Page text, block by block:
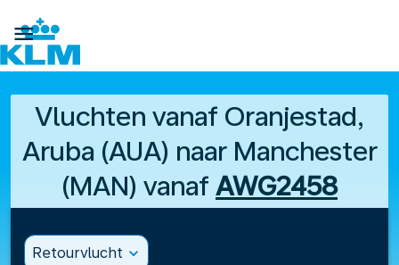

Vluchten vanaf Oranjestad,
Aruba (AUA) naar Manchester
(MAN) vanaf AWG2458
Retourvlucht expand_more